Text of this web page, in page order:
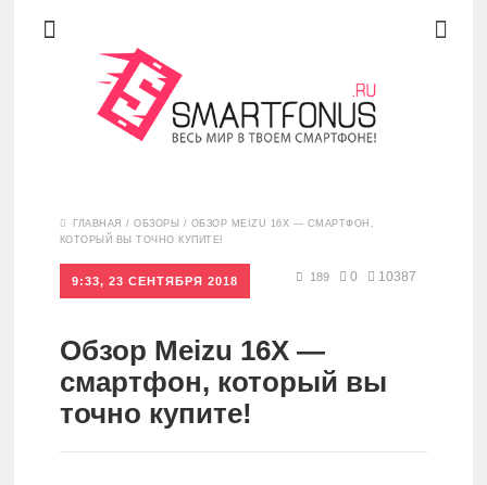
Обзоры
Рейтинги
FAQ
ГЛАВНАЯ /ОБЗОРЫ / ОБЗОР MEIZU 16X — СМАРТФОН,
КОТОРЫЙ ВЫ ТОЧНО КУПИТЕ!
9:33, 23 СЕНТЯБРЯ 2018 189 0 10387
Обзор Meizu 16X —
смартфон, который вы
точно купите!